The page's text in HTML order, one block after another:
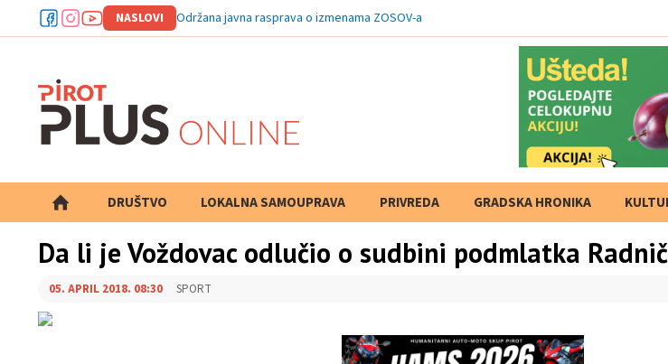
NASLOVI Održana javna rasprava o izmenama ZOSOV-a
DRUŠTVO LOKALNA SAMOUPRAVA PRIVREDA GRADSKA HRONIKA
PRETRAGA
Da li je Voždovac odlučio o sudbini podmlatka
05. APRIL 2018. 08:30 SPORT